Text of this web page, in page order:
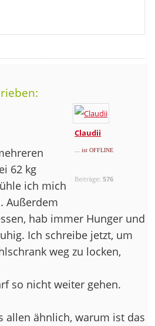
Claudii
... ist OFFLINE
Beiträge:576
62 kg
ich mich
Außerdem
hab immer Hunger und
Ich schreibe jetzt, um
weg zu locken,
so nicht weiter gehen.
allen ähnlich, warum ist das